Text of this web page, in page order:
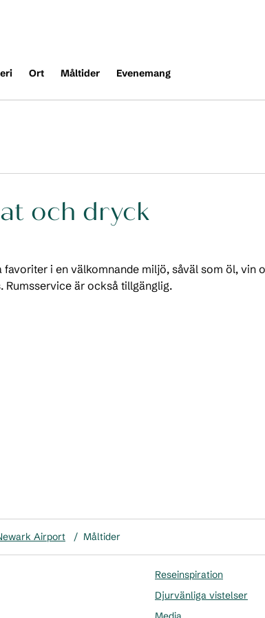
Ort Måltider Evenemang
och dryck
i en välkomnande miljö, såväl som öl, vin
Rumsservice är också tillgänglig.
Airport / Måltider
Reseinspiration
Djurvänliga vistelser